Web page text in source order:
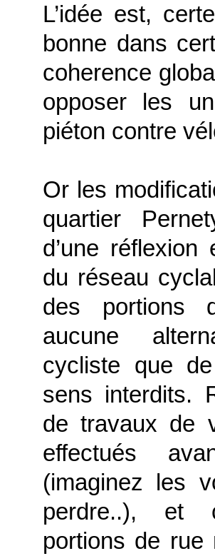
L’idée est,
bonne dans
coherence
opposer les
piéton contre
Or les
quartier
d’une
du réseau
des portions
aucune
cycliste que
sens interdits.
de travaux de
effectués
(imaginez les
perdre..), et
portions de rue